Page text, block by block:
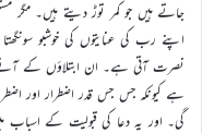
جاتے ہیں جو کمر توڑ دیتے ہیں۔ مگر
اپنے رب کی عنایتوں کی خوشبو
نصرت آتی ہے۔ ان ابتلاؤں کے آنے
ہے کیونکہ جس جس قدر اضطرار اور
گی۔ اور یہ دعا کی قبولیت کے